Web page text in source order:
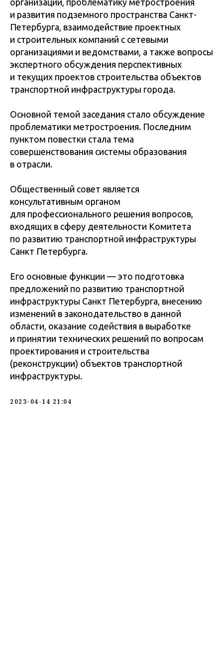
и развития подземного пространства Санкт-
Петербурга, взаимодействие проектных
и строительных компаний с сетевыми
организациями и ведомствами, а также вопросы
экспертного обсуждения перспективных
и текущих проектов строительства объектов
транспортной инфраструктуры города.
Основной темой заседания стало обсуждение
проблематики метростроения. Последним
пунктом повестки стала тема
совершенствования системы образования
в отрасли.
Общественный совет является
консультативным органом
для профессионального решения вопросов,
входящих в сферу деятельности Комитета
по развитию транспортной инфраструктуры
Санкт Петербурга.
Его основные функции — это подготовка
предложений по развитию транспортной
инфраструктуры Санкт Петербурга, внесению
изменений в законодательство в данной
области, оказание содействия в выработке
и принятии технических решений по вопросам
проектирования и строительства
(реконструкции) объектов транспортной
инфраструктуры.
2023-04-14 21:04